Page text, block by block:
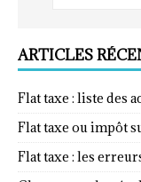
ARTICLES
Flat taxe : liste des
Flat taxe ou impôt
Flat taxe : les